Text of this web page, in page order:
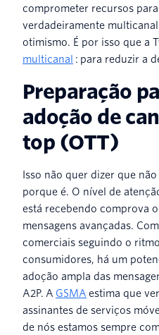
comprometer recursos
verdadeiramente
otimismo. É por isso que a
multicanal : para reduzir a
Preparação
adoção de
top (OTT)
Isso não quer dizer que
porque é. O nível de
está recebendo comprova
mensagens avançadas.
comerciais seguindo o
consumidores, há um
adoção ampla das
A2P. A GSMA estima que
assinantes de serviços
de nós estamos sempre